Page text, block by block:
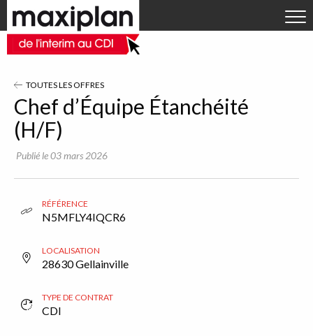
Aller directement à la navigation
Aller directement au contenu
OFFRES D'EMPLOI
DÉPOSER VOTRE CV
ACTUALITÉS
TOUTES LES OFFRES
Chef d’Équipe Étanchéité
(H/F)
Publié le 03 mars 2026
RÉFÉRENCE
N5MFLY4IQCR6
LOCALISATION
28630 Gellainville
TYPE DE CONTRAT
CDI